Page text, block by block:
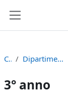
Corsi Dipartimento di Giurisprudenza
3° anno